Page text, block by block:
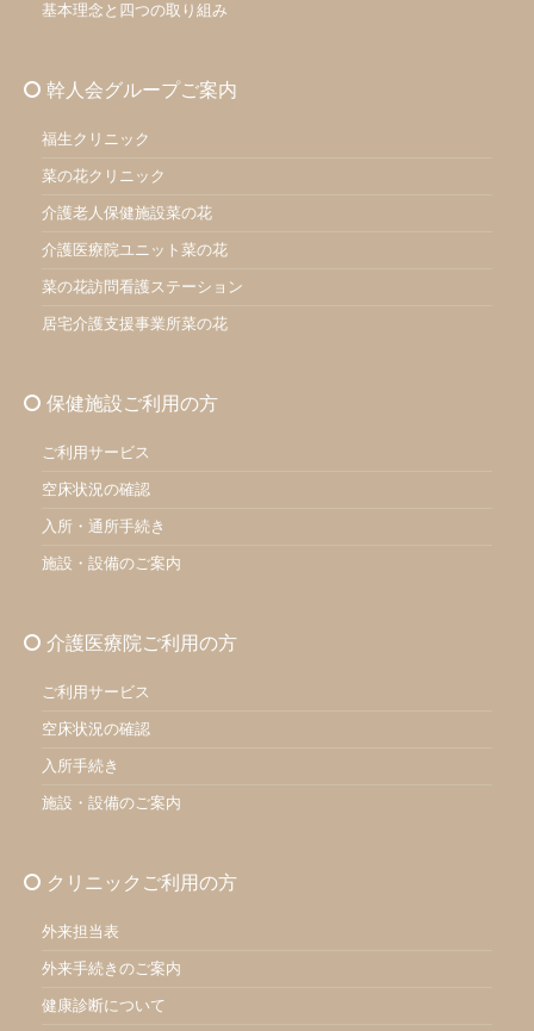
基本理念と四つの取り組み
幹人会グループご案内
福生クリニック
菜の花クリニック
介護老人保健施設菜の花
介護医療院ユニット菜の花
菜の花訪問看護ステーション
居宅介護支援事業所菜の花
保健施設ご利用の方
ご利用サービス
空床状況の確認
入所・通所手続き
施設・設備のご案内
介護医療院ご利用の方
ご利用サービス
空床状況の確認
入所手続き
施設・設備のご案内
クリニックご利用の方
外来担当表
外来手続きのご案内
健康診断について